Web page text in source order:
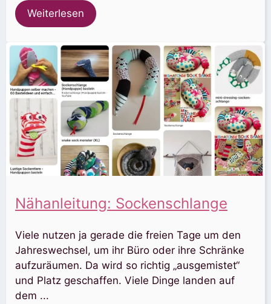
Weiterlesen
Nähanleitung: Sockenschlange
Viele nutzen ja gerade die freien Tage um den
Jahreswechsel, um ihr Büro oder ihre Schränke
aufzuräumen. Da wird so richtig „ausgemistet“
und Platz geschaffen. Viele Dinge landen auf
dem ...